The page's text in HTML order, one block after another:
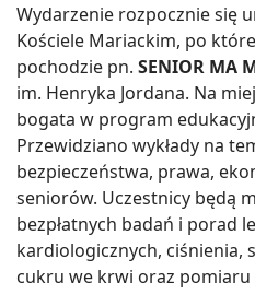
Wydarzenie rozpocznie się
Kościele Mariackim, po
pochodzie pn. SENIOR MA
im. Henryka Jordana. Na
bogata w program
Przewidziano wykłady na
bezpieczeństwa, prawa,
seniorów. Uczestnicy będą
bezpłatnych badań i porad
kardiologicznych, ciśnienia,
cukru we krwi oraz pomiaru